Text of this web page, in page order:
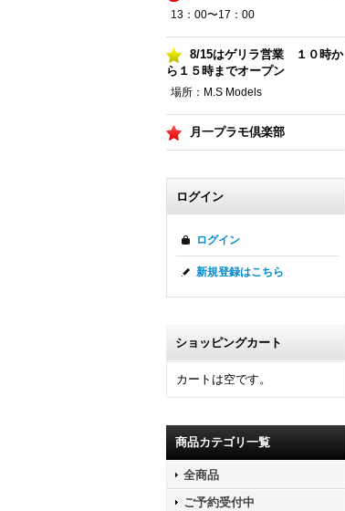
13：00〜17：00
8/15はゲリラ営業 １０時か
ら１５時までオープン
場所：M.S Models
月一プラモ倶楽部
ログイン
ログイン
新規登録はこちら
ショッピングカート
カートは空です。
商品カテゴリ一覧
全商品
ご予約受付中